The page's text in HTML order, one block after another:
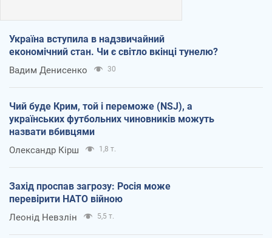
Україна вступила в надзвичайний
економічний стан. Чи є світло вкінці тунелю?
Вадим Денисенко 30
Чий буде Крим, той і переможе (NSJ), а
українських футбольних чиновників можуть
назвати вбивцями
Олександр Кірш 1,8 т.
Захід проспав загрозу: Росія може
перевірити НАТО війною
Леонід Невзлін 5,5 т.